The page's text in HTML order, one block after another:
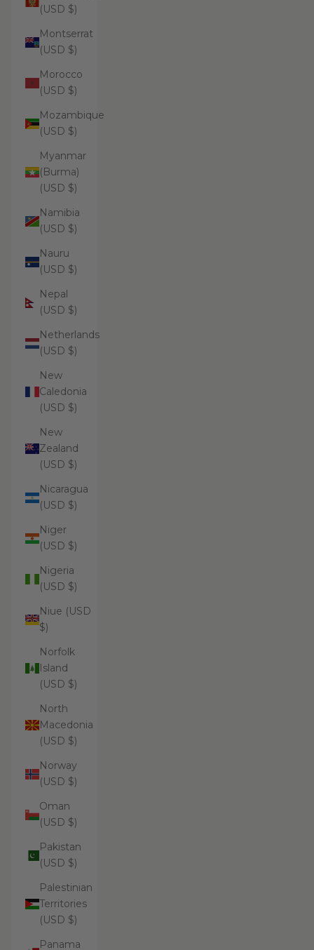
(USD $)
Montserrat
(USD $)
Morocco
(USD $)
Mozambique
(USD $)
Myanmar
(Burma)
(USD $)
Namibia
(USD $)
Nauru
(USD $)
Nepal
(USD $)
Netherlands
(USD $)
New
Caledonia
(USD $)
New
Zealand
(USD $)
Nicaragua
(USD $)
Niger
(USD $)
Nigeria
(USD $)
Niue (USD
$)
Norfolk
Island
(USD $)
North
Macedonia
(USD $)
Norway
(USD $)
Oman
(USD $)
Pakistan
(USD $)
Palestinian
Territories
(USD $)
Panama